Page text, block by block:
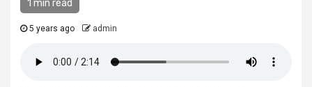
1 min read
5 years ago admin